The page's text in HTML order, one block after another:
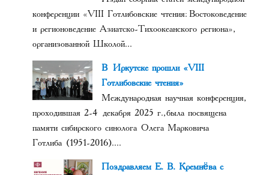
конференции «VIII Готлибовские чтения: Востоковедение
и регионоведение Азиатско-Тихоокеанского региона»,
организованной Школой...
В Иркутске прошли «VIII
Готлибовские чтения»
Международная научная конференция,
проходившая 2-4 декабря 2025 г., была посвящена
памяти сибирского синолога Олега Марковича
Готлиба (1951-2016)....
Поздравляем Е. В. Кремнёва с